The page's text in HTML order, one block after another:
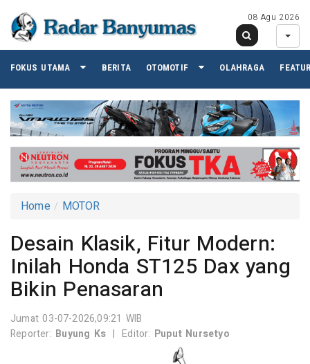
08 Agu 2026
FOKUS UTAMA BERITA OTOMOTIF OLAHRAGA
Home MOTOR
Desain Klasik, Fitur Modern:
Inilah Honda ST125 Dax yang
Bikin Penasaran
Jumat 03-07-2026,09:21 WIB
Reporter: Buyung Ks | Editor: Puput Nursetyo